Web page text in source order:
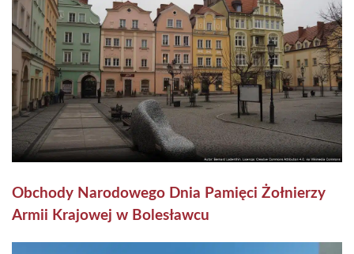
Obchody Narodowego Dnia Pamięci Żołnierzy
Armii Krajowej w Bolesławcu